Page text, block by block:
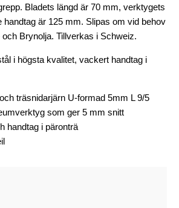
Bladets längd är 70 mm, verktygets
handtag är 125 mm. Slipas om vid behov
Brynolja. Tillverkas i Schweiz.
i högsta kvalitet, vackert handtag i
träsnidarjärn U-formad 5mm L 9/5
som ger 5 mm snitt
handtag i päronträ